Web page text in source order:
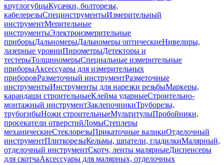
круглогубцыКусачки, болторезы,
кабелерезыСпецинструментыИзмерительный
инструментМерительные
инструментыЭлектроизмерительные
приборыДальномерыДальномеры оптическиеНивелиры,
лазерные уровниПирометрыДетекторы и
тестерыТолщиномерыСпециальные измерительные
приборыАксессуары для измерительных
приборовРазметочный инструментРазметочные
инструментыИнструменты для нарезки резьбыМаркеры,
карандаши строительныеКлейма ударныеСтроительно-
монтажный инструментЗаклепочникиТруборезы,
трубогибыНожи строительныеМультитулыПробойники,
просекатели отверстийЛомыСтеплеры
механическиеСтеклорезыПрикаточные валикиОтделочный
инструментПлиткорезыКельмы, шпатели, гладилкиМалярный,
отделочный инструментСкотч, ленты малярныеДиспенсеры
для скотчаАксессуары для малярных, отделочных